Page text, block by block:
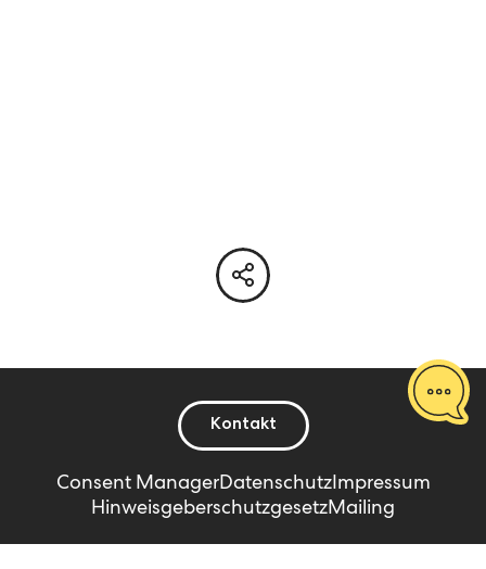
Consent ManagerDatenschutzImpressum
HinweisgeberschutzgesetzMailing
Kontakt